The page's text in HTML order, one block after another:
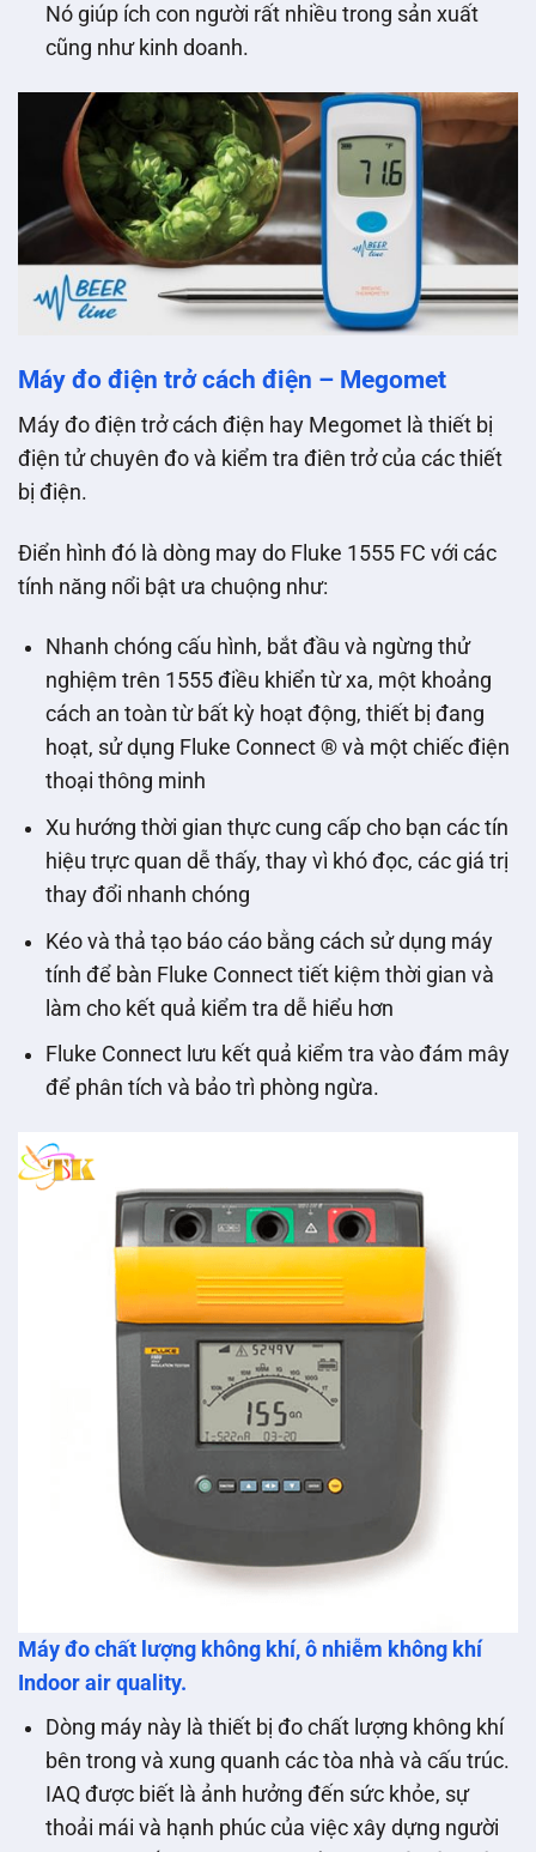
Nó giúp ích con người rất nhiều trong sản xuất
cũng như kinh doanh.
Máy đo điện trở cách điện – Megomet
Máy đo điện trở cách điện hay Megomet là thiết bị
điện tử chuyên đo và kiểm tra điên trở của các thiết
bị điện.
Điển hình đó là dòng may do Fluke 1555 FC với các
tính năng nổi bật ưa chuộng như:
Nhanh chóng cấu hình, bắt đầu và ngừng thử
nghiệm trên 1555 điều khiển từ xa, một khoảng
cách an toàn từ bất kỳ hoạt động, thiết bị đang
hoạt, sử dụng Fluke Connect ® và một chiếc điện
thoại thông minh
Xu hướng thời gian thực cung cấp cho bạn các tín
hiệu trực quan dễ thấy, thay vì khó đọc, các giá trị
thay đổi nhanh chóng
Kéo và thả tạo báo cáo bằng cách sử dụng máy
tính để bàn Fluke Connect tiết kiệm thời gian và
làm cho kết quả kiểm tra dễ hiểu hơn
Fluke Connect lưu kết quả kiểm tra vào đám mây
để phân tích và bảo trì phòng ngừa.
Máy đo chất lượng không khí, ô nhiễm không khí
Indoor air quality.
Dòng máy này là thiết bị đo chất lượng không khí
bên trong và xung quanh các tòa nhà và cấu trúc.
IAQ được biết là ảnh hưởng đến sức khỏe, sự
thoải mái và hạnh phúc của việc xây dựng người